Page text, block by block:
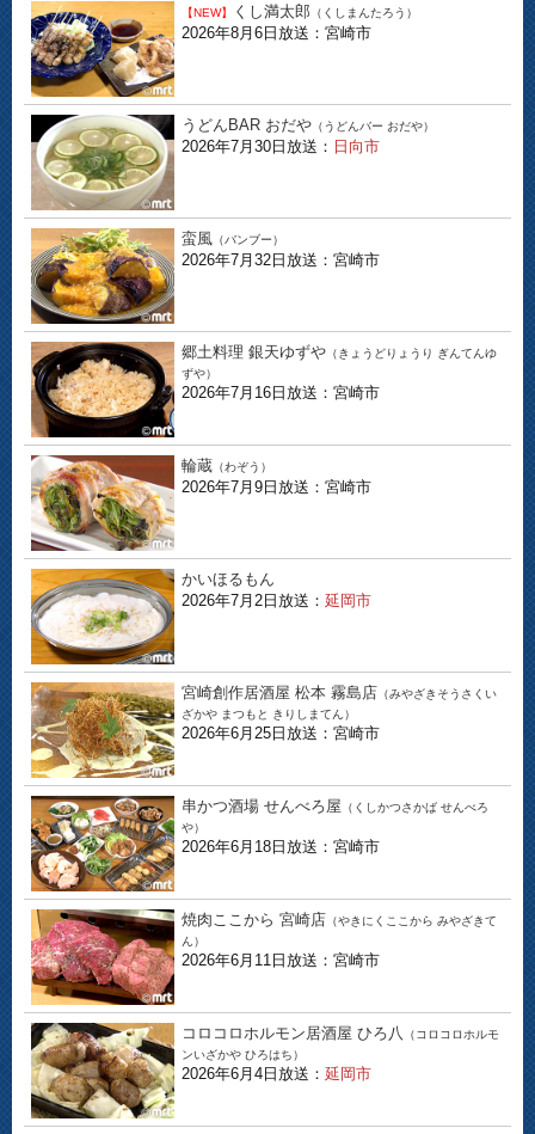
【NEW】 くし満太郎 （くしまんたろう）
2026年8月6日放送：宮崎市
うどんBAR おだや （うどんバー おだや）
2026年7月30日放送： 日向市
蛮風 （バンブー）
2026年7月32日放送：宮崎市
郷土料理 銀天ゆずや （きょうどりょうり ぎんてんゆ
ずや）
2026年7月16日放送：宮崎市
輪蔵 （わぞう）
2026年7月9日放送：宮崎市
かいほるもん
2026年7月2日放送： 延岡市
宮崎創作居酒屋 松本 霧島店 （みやざきそうさくい
ざかや まつもと きりしまてん）
2026年6月25日放送：宮崎市
串かつ酒場 せんべろ屋 （くしかつさかば せんべろ
や）
2026年6月18日放送：宮崎市
焼肉ここから 宮崎店 （やきにくここから みやざきて
ん）
2026年6月11日放送：宮崎市
コロコロホルモン居酒屋 ひろ八
（コロコロホルモ
ンいざかや ひろはち）
2026年6月4日放送： 延岡市